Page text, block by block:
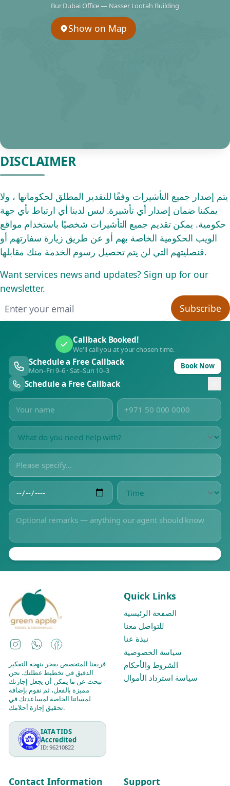
Bur Dubai Office — Nasser Lootah Building
Show on Map
DISCLAIMER
يتم إصدار جميع التأشيرات وفقًا للتقدير المطلق لحكوماتها ، ولا
يمكننا ضمان إصدار أي تأشيرة. ليس لدينا أي ارتباط بأي جهة
حكومية. يمكن تقديم جميع التأشيرات شخصيًا باستخدام مواقع
الويب الحكومية الخاصة بهم أو عن طريق زيارة سفارتهم أو
قنصليتهم التي لن يتم تحصيل رسوم الخدمة منك مقابلها.
Want services news and updates? Sign up for our
newsletter.
Subscribe
Callback Booked!
We'll call you at your chosen time.
Schedule a Free Callback
Mon–Fri 9–6 · Sat–Sun 10–3 Book Now
Schedule a Free Callback
Instagram
WhatsAppFacebook
فريقنا المتخصص يفخر بنهجه التفكير
الدقيق في تخطيط عطلتك. نحن
نبحث عن ما يمكن أن يجعل إجازتك
مميزة بالفعل، ثم نقوم بإضافة
لمساتنا الخاصة لمساعدتك في
تحقيق إجازة أحلامك.
IATA TIDS
Accredited
ID: 96210822
Quick Links
الصفحة الرئيسية
للتواصل معنا
نبذة عنا
سياسة الخصوصية
الشروط والأحكام
سياسة استرداد الأموال
Contact Information Support